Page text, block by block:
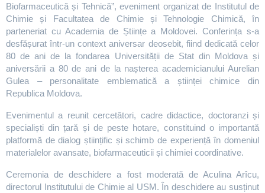
Biofarmaceutică și Tehnică”, eveniment organizat de Institutul de
Chimie și Facultatea de Chimie și Tehnologie Chimică, în
parteneriat cu Academia de Științe a Moldovei. Conferința s-a
desfășurat într-un context aniversar deosebit, fiind dedicată celor
80 de ani de la fondarea Universității de Stat din Moldova și
aniversării a 80 de ani de la nașterea academicianului Aurelian
Gulea – personalitate emblematică a științei chimice din
Republica Moldova.
Evenimentul a reunit cercetători, cadre didactice, doctoranzi și
specialiști din țară și de peste hotare, constituind o importantă
platformă de dialog științific și schimb de experiență în domeniul
materialelor avansate, biofarmaceuticii și chimiei coordinative.
Ceremonia de deschidere a fost moderată de Aculina Arîcu,
directorul Institutului de Chimie al USM. În deschidere au susținut